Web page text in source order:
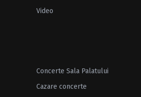
Video
Concerte Sala Palatului
Cazare concerte